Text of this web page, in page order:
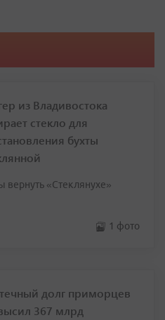
из Владивостока
стекло для
бухты
вернуть «Стеклянухе»
1 фото
долг приморцев
367 млрд